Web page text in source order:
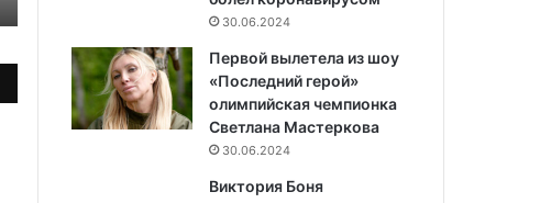
30.06.2024
Первой вылетела из шоу
«Последний герой»
олимпийская чемпионка
Светлана Мастеркова
30.06.2024
Виктория Боня